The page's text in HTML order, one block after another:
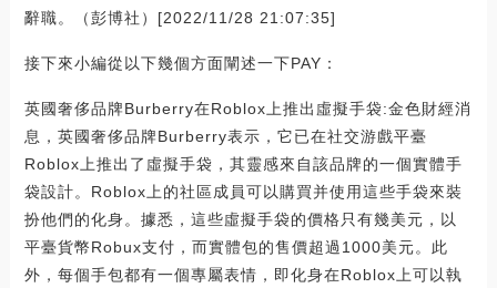
辭職。（彭博社）[2022/11/28 21:07:35]
接下來小編從以下幾個方面闡述一下PAY：
英國奢侈品牌Burberry在Roblox上推出虛擬手袋:金色財經消
息，英國奢侈品牌Burberry表示，它已在社交游戲平臺
Roblox上推出了虛擬手袋，其靈感來自該品牌的一個實體手
袋設計。Roblox上的社區成員可以購買并使用這些手袋來裝
扮他們的化身。據悉，這些虛擬手袋的價格只有幾美元，以
平臺貨幣Robux支付，而實體包的售價超過1000美元。此
外，每個手包都有一個專屬表情，即化身在Roblox上可以執